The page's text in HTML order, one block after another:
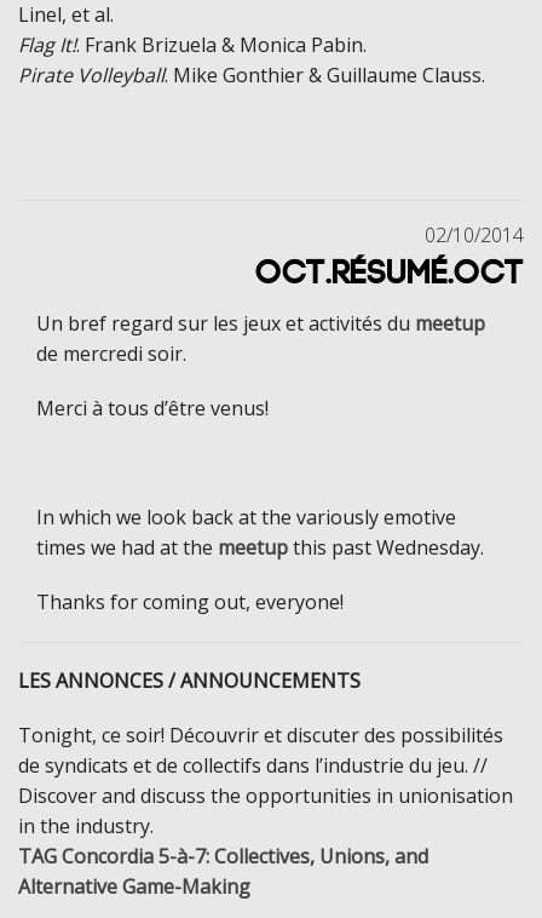
Linel, et al.
Flag It!. Frank Brizuela & Monica Pabin.
Pirate Volleyball. Mike Gonthier & Guillaume Clauss.
02/10/2014
OCT.RÉSUMÉ.OCT
Un bref regard sur les jeux et activités du meetup
de mercredi soir.
Merci à tous d’être venus!
In which we look back at the variously emotive
times we had at the meetupthis past Wednesday.
Thanks for coming out, everyone!
LES ANNONCES / ANNOUNCEMENTS
Tonight, ce soir! Découvrir et discuter des possibilités
de syndicats et de collectifs dans l’industrie du jeu. //
Discover and discuss the opportunities in unionisation
in the industry.
TAG Concordia 5-à-7: Collectives, Unions, and
Alternative Game-Making